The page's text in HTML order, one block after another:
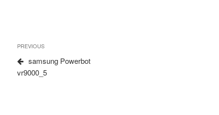
записям
Previous
Post
PREVIOUS
samsung Powerbot
vr9000_5